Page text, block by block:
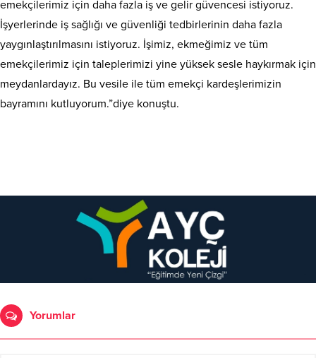
emekçilerimiz için daha fazla iş ve gelir güvencesi istiyoruz.
İşyerlerinde iş sağlığı ve güvenliği tedbirlerinin daha fazla
yaygınlaştırılmasını istiyoruz. İşimiz, ekmeğimiz ve tüm
emekçilerimiz için taleplerimizi yine yüksek sesle haykırmak için
meydanlardayız. Bu vesile ile tüm emekçi kardeşlerimizin
bayramını kutluyorum.”diye konuştu.
Yorumlar